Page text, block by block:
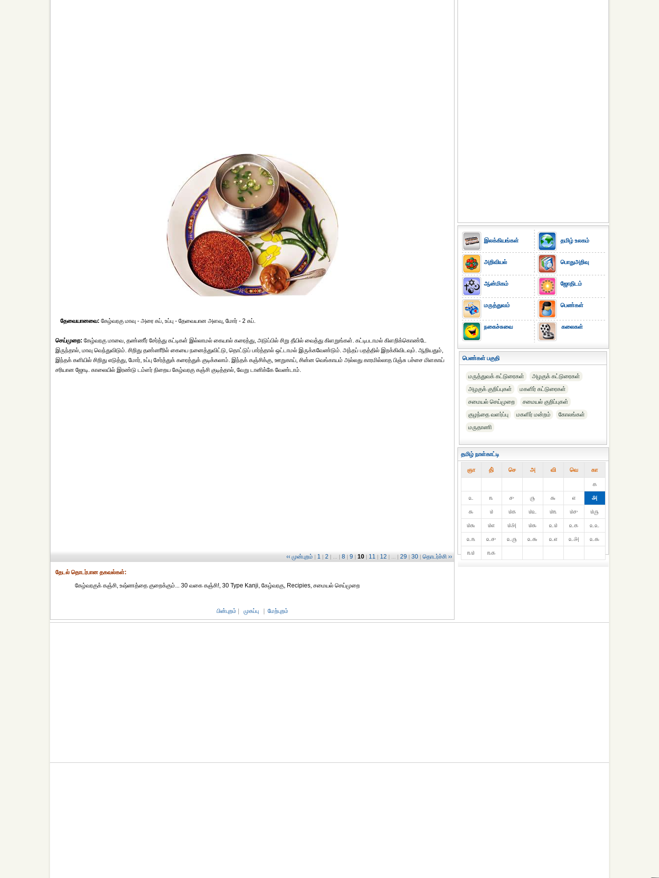
தேவையானவை: கேழ்வரகு மாவு - அரை கப், உப்பு - தேவையான அளவு, மோர் - 2 கப்.
செய்முறை: கேழ்வரகு மாவை, தண்ணீர் சேர்த்து கட்டிகள் இல்லாமல் கையால் கரைத்து, அடுப்பில் சிறு தீயில் வைத்து கிளறுங்கள். கட்டிபடாமல் கிளறிக்கொண்டே
இருந்தால், மாவு வெந்துவிடும். சிறிது தண்ணீரில் கையை நனைத்துவிட்டு, தொட்டுப் பார்த்தால் ஒட்டாமல் இருக்கவேண்டும். அந்தப் பதத்தில் இறக்கிவிடவும். ஆறியதும்,
இந்தக் களியில் சிறிது எடுத்து, மோர், உப்பு சேர்த்துக் கரைத்துக் குடிக்கலாம். இந்தக் கஞ்சிக்கு, ஊறுகாய், சின்ன வெங்காயம் அல்லது காரமில்லாத பிஞ்சு பச்சை மிளகாய்
சரியான ஜோடி. காலையில் இரண்டு டம்ளர் நிறைய கேழ்வரகு கஞ்சி குடித்தால், வேறு டானிக்கே வேண்டாம்.
‹‹ முன்புறம் | 1 | 2 | ... | 8 | 9 | 10 | 11 | 12 | ... | 29 | 30 | தொடர்ச்சி ››
தேட‌ல் தொட‌ர்பான தகவ‌ல்க‌ள்:
கேழ்வரகுக் கஞ்சி, உஷ்ணத்தை குறைக்கும்... 30 வகை கஞ்சி!, 30 Type Kanji, கேழ்வரகு, Recipies, சமையல் செய்முறை
பின்புறம் முகப்பு மேற்புறம்
இலக்கியங்கள்
அறிவியல்
ஆன்மிகம்
மருத்துவம்
நகைச்சுவை
தமிழ் உலகம்
பொதுஅறிவு
ஜோதிடம்
பெண்கள்
கலைகள்
பெண்கள் பகுதி
மருத்துவக் கட்டுரைகள்
அழகுக் கட்டுரைகள்
அழகுக் குறிப்புகள்
மகளிர் கட்டுரைகள்
சமையல் செய்முறை
சமையல் குறிப்புகள்
குழந்தை வளர்ப்பு
மகளிர் மன்றம்
கோலங்கள்
மருதாணி
தமிழ் நாள்காட்டி
ஞா தி் செ அ வி வெ கா
௧
௨
௩ ௪ ௫ ௬ ௭
௮
௯
௰ ௰௧ ௰௨ ௰௩ ௰௪
௰௫
௰௬
௰௭ ௰௮ ௰௯ ௨௰ ௨௧
௨௨
௨௩
௨௪ ௨௫ ௨௬ ௨௭ ௨௮
௨௯
௩௰
௩௧